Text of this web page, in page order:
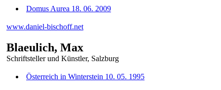
Domus Aurea 18. 06. 2009
www.daniel-bischoff.net
Blaeulich, Max
Schriftsteller und Künstler, Salzburg
Österreich in Winterstein 10. 05. 1995